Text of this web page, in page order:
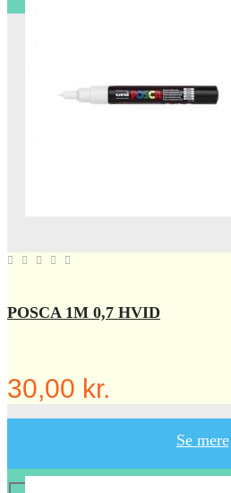
POSCA 1M 0,7 HVID
30,00 kr.
Se mere